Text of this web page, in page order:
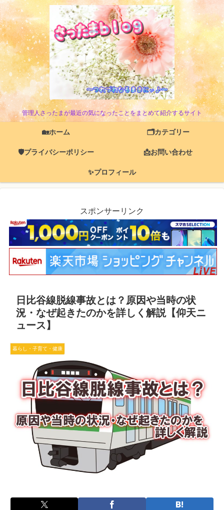
管理人さったまが最近の気になったことをまとめて紹介するサイト
🏡ホーム 🗂️カテゴリー
🛡️プライバシーポリシー 📩お問い合わせ
✨プロフィール
スポンサーリンク
日比谷線脱線事故とは？原因や当時の状
況・なぜ起きたのかを詳しく解説【仰天ニ
ュース】
暮らし・子育て・健康